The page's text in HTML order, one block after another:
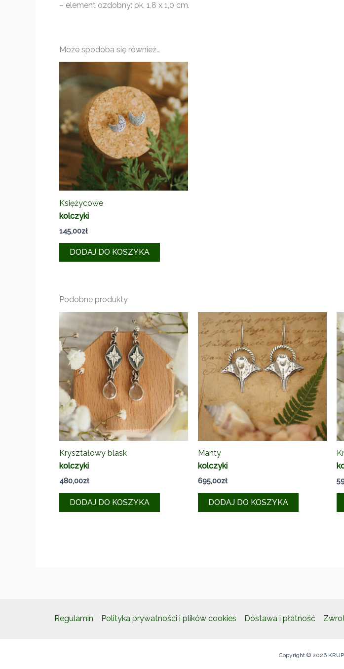
– element ozdobny: ok. 1,8 x 1,0 cm.
Może spodoba się również…
Księżycowe
kolczyki
145,00zł
DODAJ DO KOSZYKA
Podobne produkty
Kryształowy blask
kolczyki
480,00zł
DODAJ DO KOSZYKA
Manty
kolczyki
695,00zł
DODAJ DO KOSZYKA
Regulamin Polityka prywatności i plików cookies Dostawa i płatność
Copyright © 2026